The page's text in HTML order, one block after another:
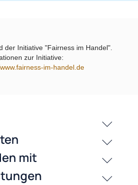
der Initiative "Fairness im Handel".
zur Initiative:
im-handel.de